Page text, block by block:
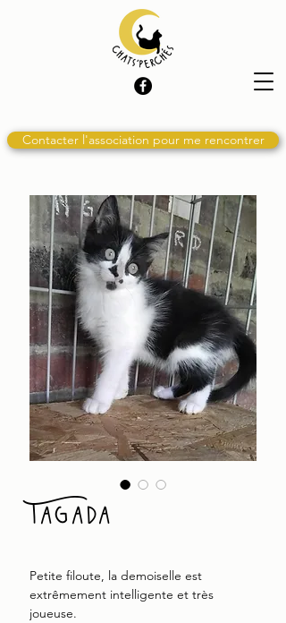
Contacter l'association pour me rencontrer
Tagada
Petite filoute, la demoiselle est
extrêmement intelligente et très
joueuse.